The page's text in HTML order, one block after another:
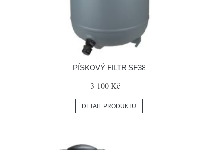
PÍSKOVÝ FILTR SF38
3 100 Kč
DETAIL PRODUKTU